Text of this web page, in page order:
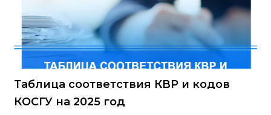
Таблица соответствия КВР и кодов
КОСГУ на 2025 год